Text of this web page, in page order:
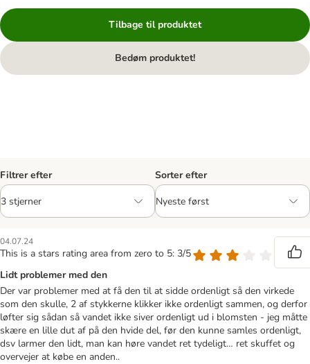
Tilbage til produktet
Bedøm produktet!
Filtrer efter Sorter efter
04.07.24
This is a stars rating area from zero to 5: 3/5
Lidt problemer med den
Der var problemer med at få den til at sidde ordenligt så den virkede
som den skulle, 2 af stykkerne klikker ikke ordenligt sammen, og derfor
løfter sig sådan så vandet ikke siver ordenligt ud i blomsten - jeg måtte
skære en lille dut af på den hvide del, før den kunne samles ordenligt,
dsv larmer den lidt, man kan høre vandet ret tydeligt… ret skuffet og
overvejer at købe en anden..